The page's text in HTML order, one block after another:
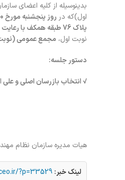
بدینوسیله از کلیه اعضای
اول)که در روز پنجشنبه مورخ 1401/04/30 راس ساعت
پلاک 76 طبقه همکف با رعایت پروتکل های بهداشتی
نوبت اول، مجمع عمومی
دستور جلسه:
√انتخاب بازرسان اصلی و علی
هیات مدیره سازمان نظام
لینک خبر: ?p=33529